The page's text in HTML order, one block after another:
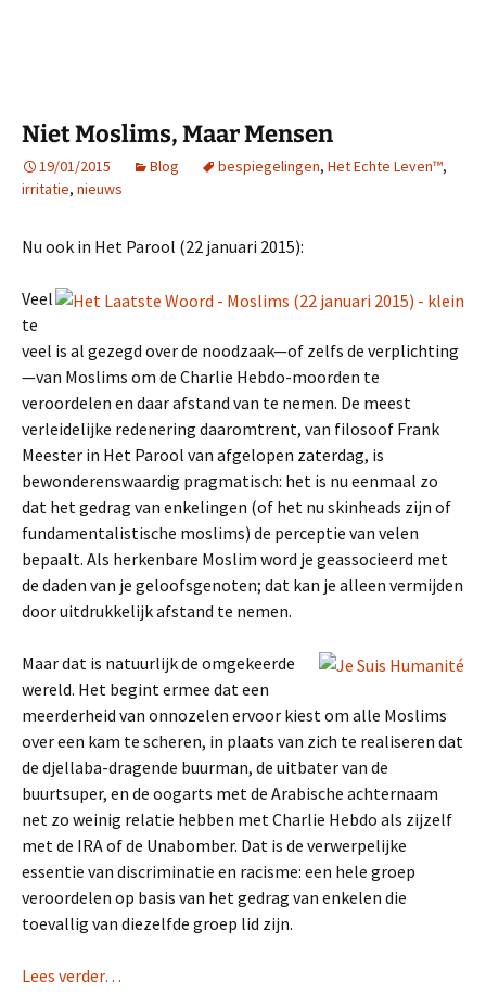
Niet Moslims, Maar Mensen
19/01/2015 Blog bespiegelingen, Het Echte Leven™,
irritatie, nieuws
Nu ook in Het Parool (22 januari 2015):
Veel
te
veel is al gezegd over de noodzaak—of zelfs de verplichting
—van Moslims om de Charlie Hebdo-moorden te
veroordelen en daar afstand van te nemen. De meest
verleidelijke redenering daaromtrent, van filosoof Frank
Meester in Het Parool van afgelopen zaterdag, is
bewonderenswaardig pragmatisch: het is nu eenmaal zo
dat het gedrag van enkelingen (of het nu skinheads zijn of
fundamentalistische moslims) de perceptie van velen
bepaalt. Als herkenbare Moslim word je geassocieerd met
de daden van je geloofsgenoten; dat kan je alleen vermijden
door uitdrukkelijk afstand te nemen.
Maar dat is natuurlijk de omgekeerde
wereld. Het begint ermee dat een
meerderheid van onnozelen ervoor kiest om alle Moslims
over een kam te scheren, in plaats van zich te realiseren dat
de djellaba-dragende buurman, de uitbater van de
buurtsuper, en de oogarts met de Arabische achternaam
net zo weinig relatie hebben met Charlie Hebdo als zijzelf
met de IRA of de Unabomber. Dat is de verwerpelijke
essentie van discriminatie en racisme: een hele groep
veroordelen op basis van het gedrag van enkelen die
toevallig van diezelfde groep lid zijn.
Lees verder…